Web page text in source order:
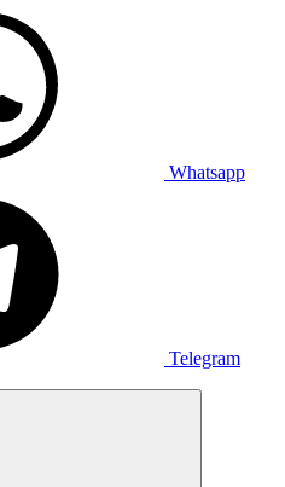
Whatsapp
Telegram